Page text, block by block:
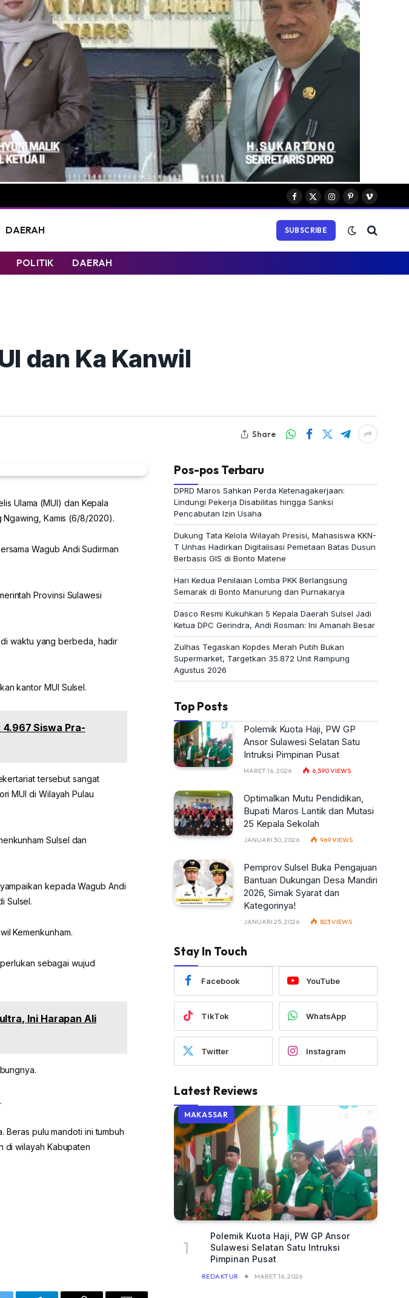
Facebook
X
Instagram
PinterestVimeo
DAERAH SUBSCRIBE
POLITIK DAERAH
dan Ka Kanwil
Share
Ulama (MUI) dan Kepala
Ngawing, Kamis (6/8/2020).
Wagub Andi Sudirman
Provinsi Sulawesi
di waktu yang berbeda, hadir
kantor MUI Sulsel.
4.967 Siswa Pra-
tersebut sangat
MUI di Wilayah Pulau
Sulsel dan
kepada Wagub Andi
Sulsel.
Kemenkunham.
sebagai wujud
Ini Harapan Ali
Beras pulu mandoti ini tumbuh
di wilayah Kabupaten
Pos-pos Terbaru
DPRD Maros Sahkan Perda Ketenagakerjaan:
Lindungi Pekerja Disabilitas hingga Sanksi
Pencabutan Izin Usaha
Dukung Tata Kelola Wilayah Presisi, Mahasiswa KKN-
T Unhas Hadirkan Digitalisasi Pemetaan Batas Dusun
Berbasis GIS di Bonto Matene
Hari Kedua Penilaian Lomba PKK Berlangsung
Semarak di Bonto Manurung dan Purnakarya
Dasco Resmi Kukuhkan 5 Kepala Daerah Sulsel Jadi
Ketua DPC Gerindra, Andi Rosman: Ini Amanah Besar
Zulhas Tegaskan Kopdes Merah Putih Bukan
Supermarket, Targetkan 35.872 Unit Rampung
Agustus 2026
Top Posts
Polemik Kuota Haji, PW GP
Ansor Sulawesi Selatan Satu
Intruksi Pimpinan Pusat
MARET 16, 2026 6,590VIEWS
Optimalkan Mutu Pendidikan,
Bupati Maros Lantik dan Mutasi
25 Kepala Sekolah
JANUARI 30, 2026 969VIEWS
Pemprov Sulsel Buka Pengajuan
Bantuan Dukungan Desa Mandiri
2026, Simak Syarat dan
Kategorinya!
JANUARI 25, 2026 823VIEWS
Stay In Touch
Facebook YouTube
TikTok WhatsApp
Twitter Instagram
Latest Reviews
MAKASSAR
Polemik Kuota Haji, PW GP Ansor
Sulawesi Selatan Satu Intruksi
Pimpinan Pusat
REDAKTUR MARET 16, 2026